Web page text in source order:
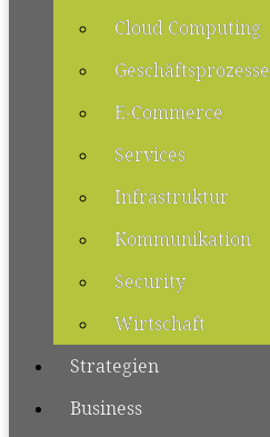
Cloud Computing
Geschäftsprozesse
E-Commerce
Services
Infrastruktur
Kommunikation
Security
Wirtschaft
Strategien
Business